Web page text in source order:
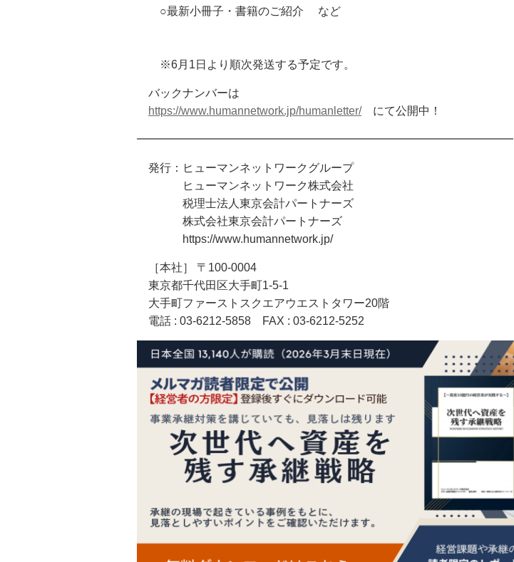
○最新小冊子・書籍のご紹介 など
※6月1日より順次発送する予定です。
バックナンバーは
https://www.humannetwork.jp/humanletter/にて公開中！
━━━━━━━━━━━━━━━━━━━━━━━━━━━━━━━━━
発行：ヒューマンネットワークグループ
ヒューマンネットワーク株式会社
税理士法人東京会計パートナーズ
株式会社東京会計パートナーズ
https://www.humannetwork.jp/
［本社］ 〒100-0004
東京都千代田区大手町1-5-1
大手町ファーストスクエアウエストタワー20階
電話 : 03-6212-5858
FAX : 03-6212-5252